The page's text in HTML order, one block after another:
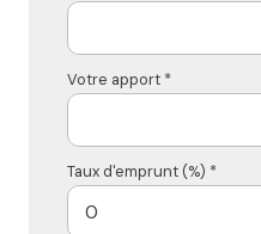
Votre apport *
Taux d'emprunt (%) *